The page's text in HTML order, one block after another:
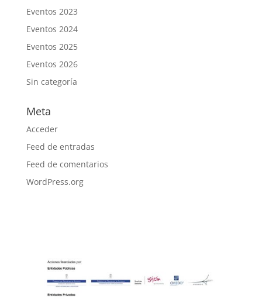
Eventos 2023
Eventos 2024
Eventos 2025
Eventos 2026
Sin categoría
Meta
Acceder
Feed de entradas
Feed de comentarios
WordPress.org